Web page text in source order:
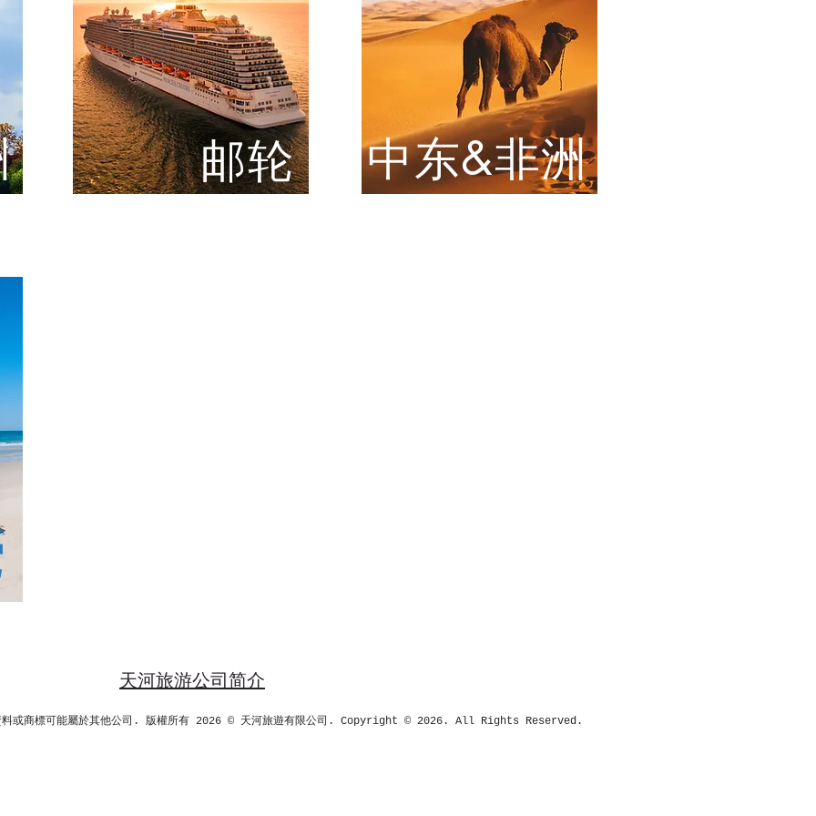
​邮轮 ​中东&非洲
天河旅游公司简介
料或商標可能屬於其他公司. 版權所有 2026 © 天河旅遊有限公司. Copyright © 2026. All Rights Reserved.